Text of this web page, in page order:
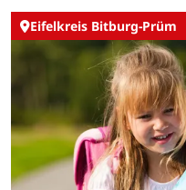
Eifelkreis Bitburg-Prüm